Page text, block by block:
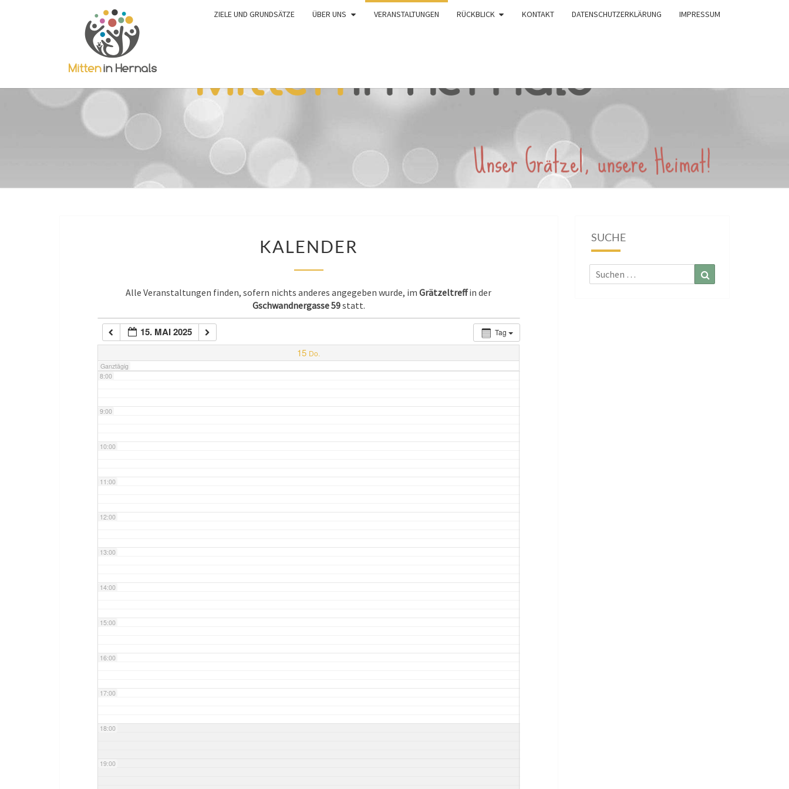
ZIELE UND GRUNDSÄTZE ÜBER UNS VERANSTALTUNGEN RÜCKBLICK KONTAKT DATENSCHUTZERKLÄRUNG IMPRESSUM
KALENDER
Alle Veranstaltungen finden, sofern nichts anderes angegeben wurde, imGrätzeltreffin der
Gschwandnergasse 59statt.
Tag
15. MAI 2025
15 Do.
Ganztägig
7:00
8:00
9:00
10:00
11:00
12:00
13:00
14:00
15:00
16:00
17:00
18:00
19:00
SUCHE
Suchen
nach: